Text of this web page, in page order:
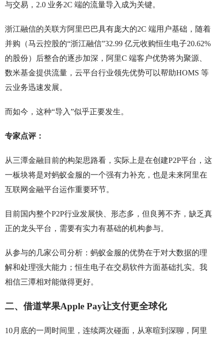
与交易，2.0 业务2C 端的流量导入成为关键。
浙江融信的关联方阿里巴巴具有庞大的2C 端用户基础，随着
并购（马云控股的“浙江融信”32.99 亿元收购恒生电子20.62%
的股份）后整合的逐步加深，阿里C 端客户优势将为聚源、
数米基金提供流量，云平台行业领先优势可以帮助HOMS 等
云业务迅速发展。
而如今，这种“导入”似乎正要发生。
专家点评：
从三潭金融目前的构架思路看，实际上是在创建P2P平台，这
一板块将是对蚂蚁金服的一个强有力补充，也是未来阿里在
互联网金融平台运作重要环节。
目前国内整个P2P行业发展快、形态多，但良莠不齐，缺乏真
正的龙头平台，需要有实力有基础的机构参与。
从参与的几家公司分析：蚂蚁金服的优势在于对大数据的理
解和处理强大能力；恒生电子在交易软件方面基础扎实。我
相信三潭相对能做得更好。
二、借道苹果Apple Pay让支付更全球化
10月底的一周时间里，连续两次碰面，从寒暄到深聊，阿里